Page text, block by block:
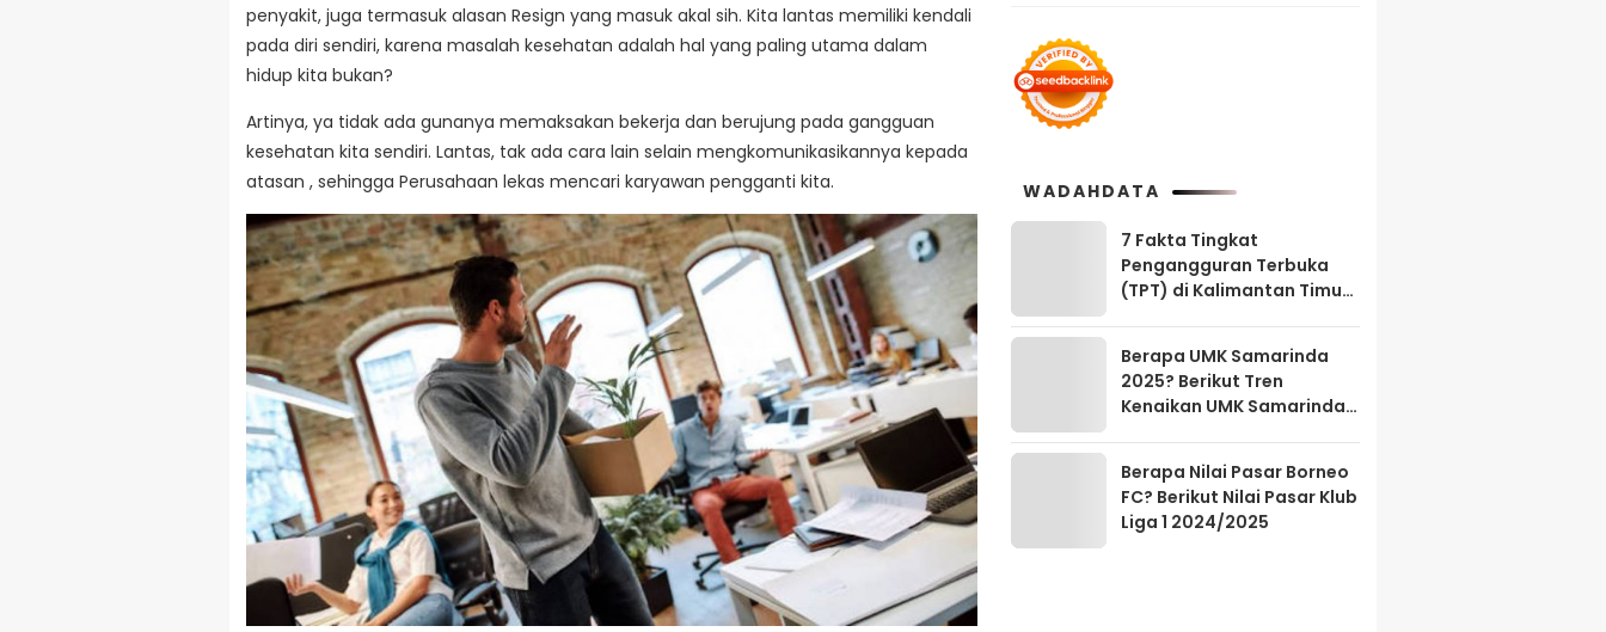
penyakit, juga termasuk alasan Resign yang masuk akal sih. Kita lantas memiliki kendali
pada diri sendiri, karena masalah kesehatan adalah hal yang paling utama dalam
hidup kita bukan?
Artinya, ya tidak ada gunanya memaksakan bekerja dan berujung pada gangguan
kesehatan kita sendiri. Lantas, tak ada cara lain selain mengkomunikasikannya kepada
atasan , sehingga Perusahaan lekas mencari karyawan pengganti kita.
WADAHDATA
7 Fakta Tingkat
Pengangguran Terbuka
(TPT) di Kalimantan Timur
Berapa UMK Samarinda
2025? Berikut Tren
Kenaikan UMK Samarinda
Berapa Nilai Pasar Borneo
FC? Berikut Nilai Pasar Klub
Liga 1 2024/2025